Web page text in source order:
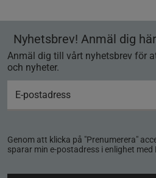
Nyhetsbrev! Anmäl dig
Anmäl dig till vårt nyhetsbrev för
och nyheter.
Genom att klicka på "Prenumerera"
sparar min e-postadress i enlighet